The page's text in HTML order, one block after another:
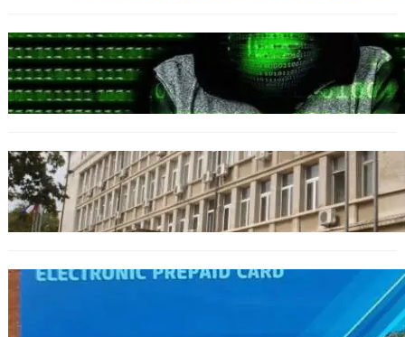
БЪЛГАРИЯ
Разкриха дългогодишен пробив в
държавни информационни системи
ОБЩЕСТВО
Домашният арест на шофьора, обвинен за
смъртта на моторист, остава в сила
ОБЩЕСТВО